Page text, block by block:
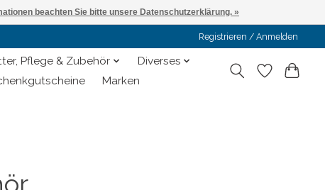
Registrieren / Anmelden
Pflege & Zubehör
Diverses
Marken
beachten Sie bitte unsere Datenschutzerklärung. »